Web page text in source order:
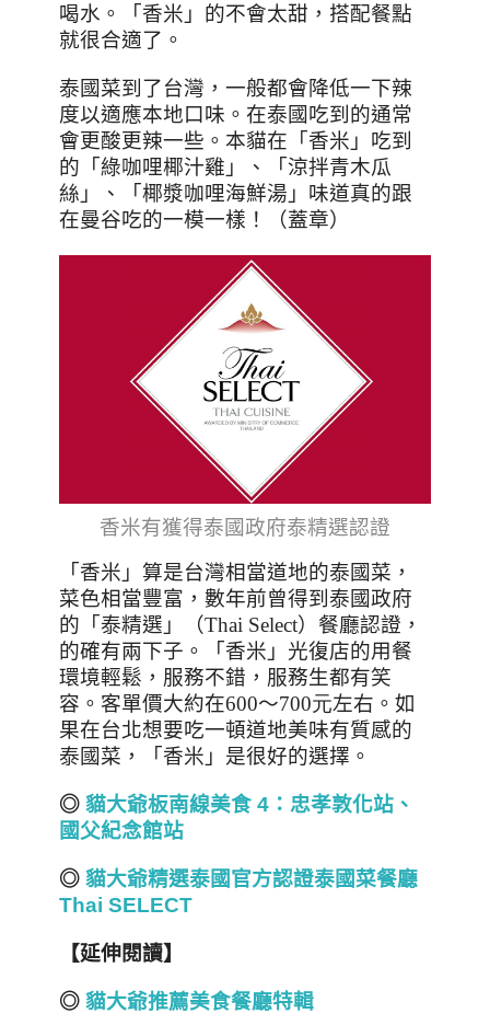
喝水 。
「香米」的不會太甜，搭配餐點
就很合適了。
泰國菜到了台灣，一般都會降低一下辣
度以適應本地口味。在泰國吃到的通常
會更酸更辣一些。本貓在「香米」吃到
的「綠咖哩椰汁雞」、「涼拌青木瓜
絲」、「椰漿咖哩海鮮湯」味道真的跟
在曼谷吃的一模一樣！（蓋章）
香米有獲得泰國政府泰精選認證
「香米」算是台灣相當道地的泰國菜，
菜色相當豐富，數年前曾得到泰國政府
的「泰精選」（Thai Select）餐廳認證，
的確有兩下子。「香米」光復店的用餐
環境輕鬆，服務不錯，服務生都有笑
容。客單價大約在600～700元左右。如
果在台北想要吃一頓道地美味有質感的
泰國菜，「香米」是很好的選擇。
◎ 貓大爺板南線美食 4 ：忠孝敦化站、
國父紀念館站
◎ 貓大爺精選泰國官方認證泰國菜餐廳
Thai SELECT
【延伸閱讀】
◎ 貓大爺推薦美食餐廳特輯